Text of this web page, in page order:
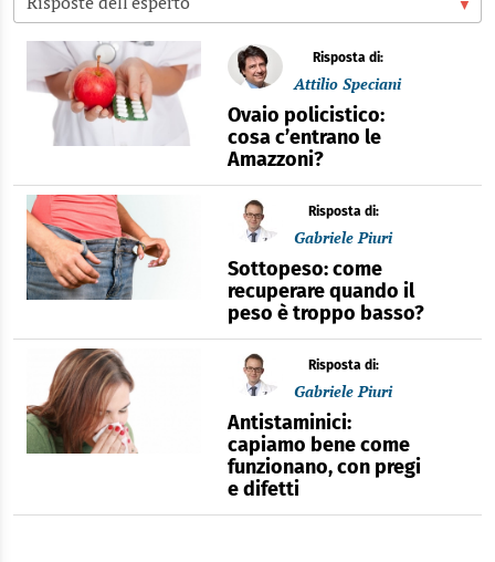
Risposta di:
Attilio Speciani
Ovaio policistico:
cosa c’entrano le
Amazzoni?
Risposta di:
Gabriele Piuri
Sottopeso: come
recuperare quando il
peso è troppo basso?
Risposta di:
Gabriele Piuri
Antistaminici:
capiamo bene come
funzionano, con pregi
e difetti